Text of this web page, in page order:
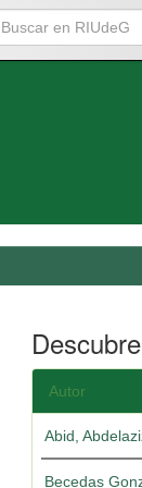
Descubre
Autor
Abid,
Becedas